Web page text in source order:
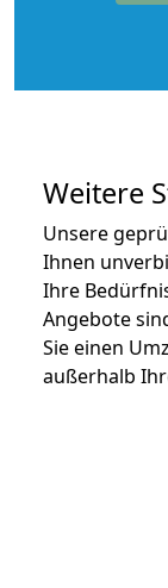
Weitere
Unsere
Ihnen
Ihre
Angebote
Sie einen
außerhalb